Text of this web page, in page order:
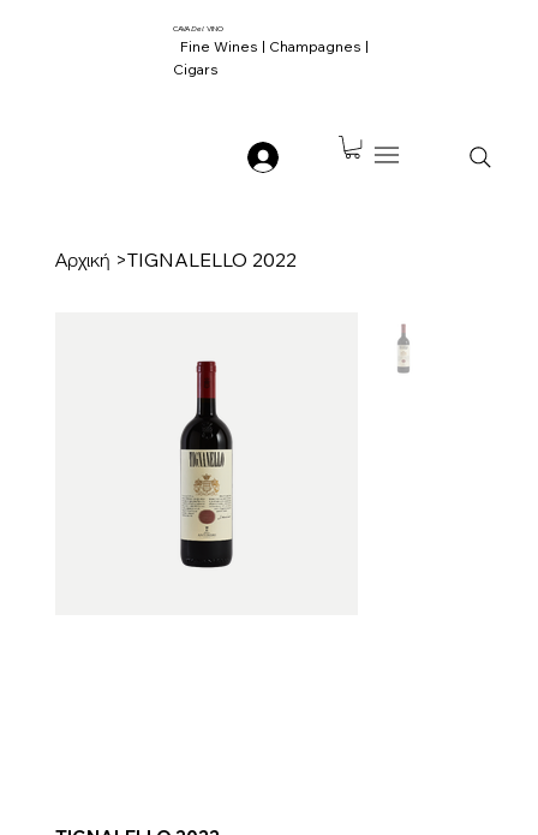
CAVADel VINO
Fine Wines | Champagnes |
Cigars
Αρχική >TIGNALELLO 2022